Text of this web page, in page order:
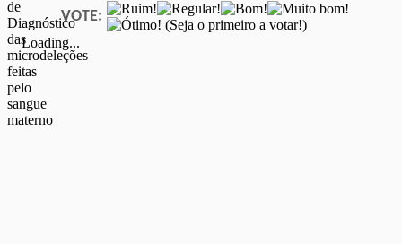
VOTE:
(Seja o primeiro a votar!)
Loading...